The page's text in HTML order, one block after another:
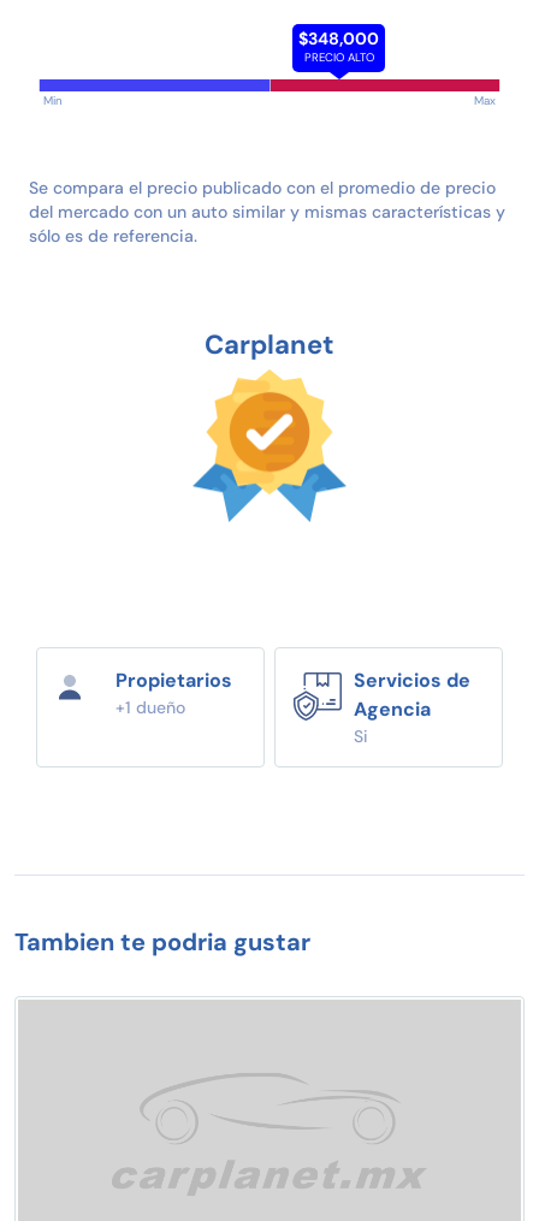
$348,000
PRECIO ALTO
Min Max
Se compara el precio publicado con el promedio de precio
del mercado con un auto similar y mismas características y
sólo es de referencia.
Carplanet
Propietarios
+1 dueño
Servicios de
Agencia
Si
Tambien te podria gustar